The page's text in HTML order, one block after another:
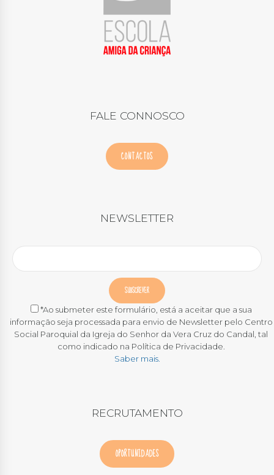
FALE CONNOSCO
CONTACTOS
NEWSLETTER
*Ao submeter este formulário, está a aceitar que a sua
informação seja processada para envio de Newsletter pelo Centro
Social Paroquial da Igreja do Senhor da Vera Cruz do Candal, tal
como indicado na Política de Privacidade.
Saber mais.
RECRUTAMENTO
OPORTUNIDADES